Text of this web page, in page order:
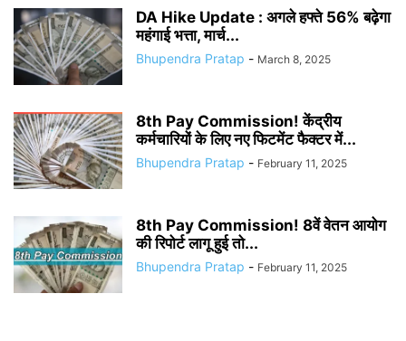
DA Hike Update : अगले हफ्ते 56% बढ़ेगा
महंगाई भत्ता, मार्च...
Bhupendra Pratap - March 8, 2025
8th Pay Commission! केंद्रीय
कर्मचारियों के लिए नए फिटमेंट फैक्टर में...
Bhupendra Pratap - February 11, 2025
8th Pay Commission! 8वें वेतन आयोग
की रिपोर्ट लागू हुई तो...
Bhupendra Pratap - February 11, 2025